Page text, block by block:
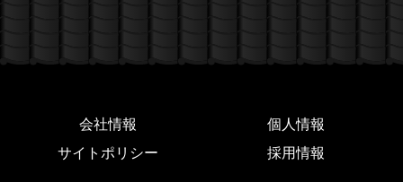
会社情報
個人情報
サイトポリシー
採用情報